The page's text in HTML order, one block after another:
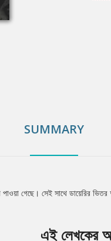
SUMMARY
গেছে। সেই সাথে ডায়েরির
এই লেখকের